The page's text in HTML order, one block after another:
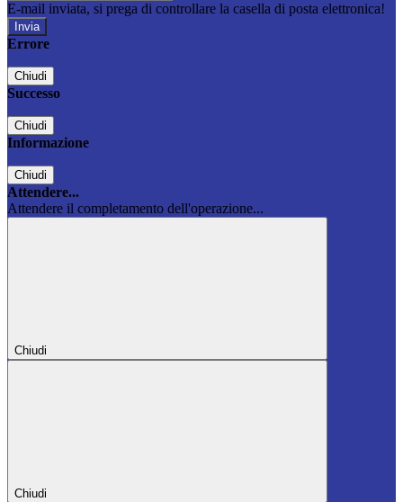
E-mail inviata, si prega di controllare la casella di posta elettronica!
Errore
Chiudi
Successo
Chiudi
Informazione
Chiudi
Attendere...
Attendere il completamento dell'operazione...
Chiudi
Chiudi